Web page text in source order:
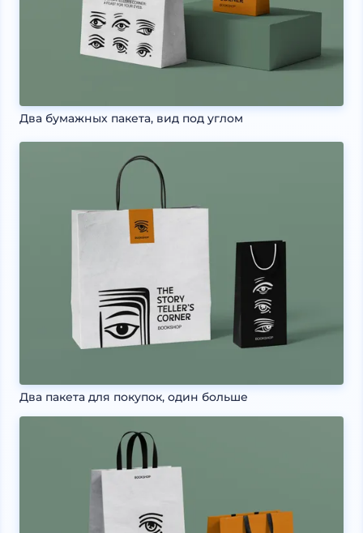
Два бумажных пакета, вид под углом
Два пакета для покупок, один больше